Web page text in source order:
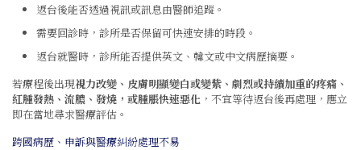
返台後能否透過視訊或訊息由醫師追蹤。
需要回診時，診所是否保留可快速安排的時段。
返台就醫時，診所能否提供英文、韓文或中文病歷摘要。
若療程後出現視力改變、皮膚明顯變白或變紫、劇烈或持續加重的疼痛、
紅腫發熱、流膿、發燒，或腫脹快速惡化 ，不宜等待返台後再處理，應立
即在當地尋求醫療評估。
跨國病歷、申訴與醫療糾紛處理不易